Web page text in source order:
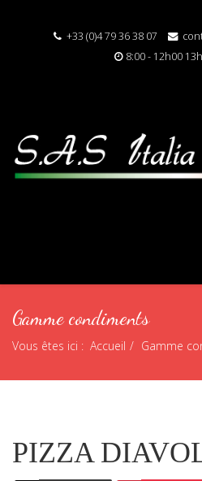
+33 (0)4 79 36 38 07
8:00 - 12h00
Gamme condiments
Vous êtes ici : Accueil Gamme
PIZZA